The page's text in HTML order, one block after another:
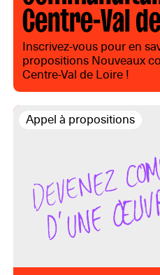
Centre-Val
Inscrivez-vous pour en
propositions Nouveaux
Centre-Val de Loire !
Appel à propositions